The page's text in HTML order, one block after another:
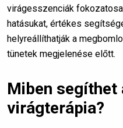
virágesszenciák
hatásukat, értékes
helyreállíthatják a
tünetek megjelenése előtt.
Miben segíthet
virágterápia?